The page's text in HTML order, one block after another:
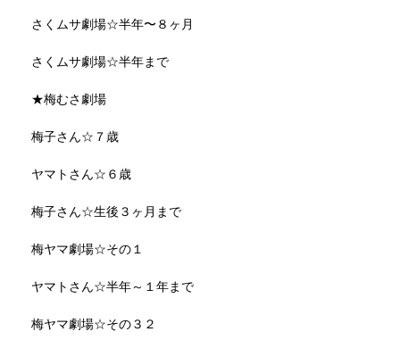
さくムサ劇場☆半年〜８ヶ月
さくムサ劇場☆半年まで
★梅むさ劇場
梅子さん☆７歳
ヤマトさん☆６歳
梅子さん☆生後３ヶ月まで
梅ヤマ劇場☆その１
ヤマトさん☆半年～１年まで
梅ヤマ劇場☆その３２